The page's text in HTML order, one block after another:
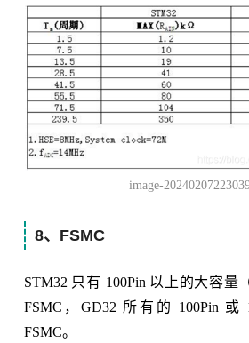
image-
8、FSMC
STM32 只有 100Pin 以上的大容量
FSMC，GD32 所有的 100Pin 或
FSMC。